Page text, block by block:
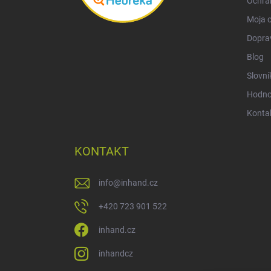
Moja
Blog
KONTAKT
info@inhand.cz
+420 723 901 522
inhand.cz
inhandcz